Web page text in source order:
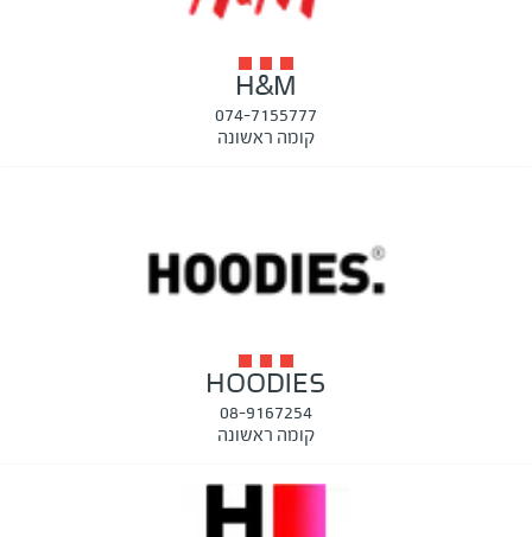
H&M
074-7155777
קומה ראשונה
HOODIES
08-9167254
קומה ראשונה